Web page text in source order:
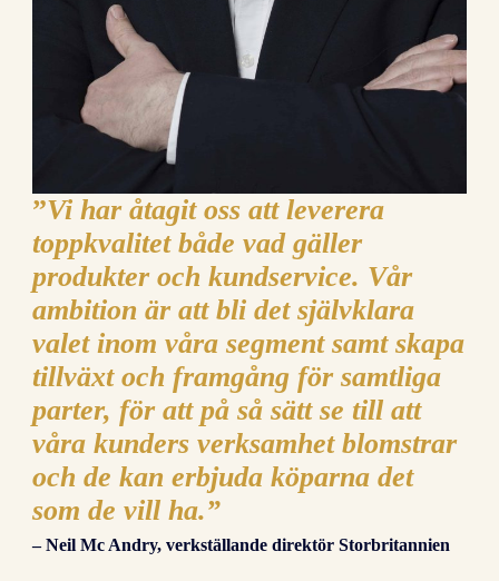
”Vi har åtagit oss att leverera
toppkvalitet både vad gäller
produkter och kundservice. Vår
ambition är att bli det självklara
valet inom våra segment samt skapa
tillväxt och framgång för samtliga
parter, för att på så sätt se till att
våra kunders verksamhet blomstrar
och de kan erbjuda köparna det
som de vill ha.”
– Neil Mc Andry, verkställande direktör Storbritannien